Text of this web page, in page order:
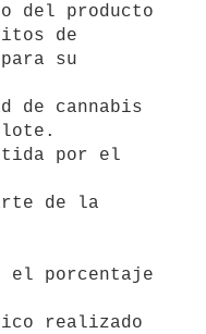
de
de cannabis
lote.
por el
de la
realizado